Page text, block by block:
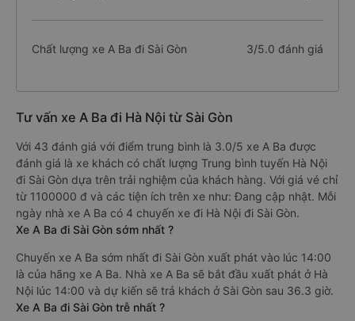
Chất lượng xe A Ba đi Sài Gòn 3/5.0 đánh giá
Tư vấn xe A Ba đi Hà Nội từ Sài Gòn
Với 43 đánh giá với điểm trung bình là 3.0/5 xe A Ba được
đánh giá là xe khách có chất lượng Trung bình tuyến Hà Nội
đi Sài Gòn dựa trên trải nghiệm của khách hàng. Với giá vé chỉ
từ 1100000 đ và các tiện ích trên xe như: Đang cập nhật. Mỗi
ngày nhà xe A Ba có 4 chuyến xe đi Hà Nội đi Sài Gòn.
Xe A Ba đi Sài Gòn sớm nhất ?
Chuyến xe A Ba sớm nhất đi Sài Gòn xuất phát vào lúc 14:00
là của hãng xe A Ba. Nhà xe A Ba sẽ bắt đầu xuất phát ở Hà
Nội lúc 14:00 và dự kiến sẽ trả khách ở Sài Gòn sau 36.3 giờ.
Xe A Ba đi Sài Gòn trễ nhất ?